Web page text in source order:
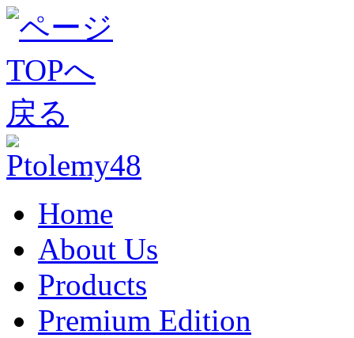
Home
About Us
Products
Premium Edition